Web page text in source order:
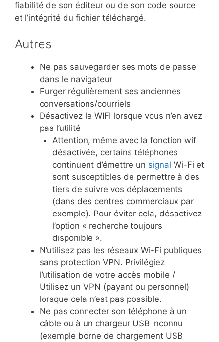
fiabilité de son éditeur ou de son code source
et l’intégrité du fichier téléchargé.
Autres
Ne pas sauvegarder ses mots de passe
dans le navigateur
Purger régulièrement ses anciennes
conversations/courriels
Désactivez le WIFI lorsque vous n’en avez
pas l’utilité
Attention, même avec la fonction wifi
désactivée, certains téléphones
continuent d’émettre un signal Wi-Fi et
sont susceptibles de permettre à des
tiers de suivre vos déplacements
(dans des centres commerciaux par
exemple). Pour éviter cela, désactivez
l’option « recherche toujours
disponible ».
N’utilisez pas les réseaux Wi-Fi publiques
sans protection VPN. Privilégiez
l’utilisation de votre accès mobile /
Utilisez un VPN (payant ou personnel)
lorsque cela n’est pas possible.
Ne pas connecter son téléphone à un
câble ou à un chargeur USB inconnu
(exemple borne de chargement USB